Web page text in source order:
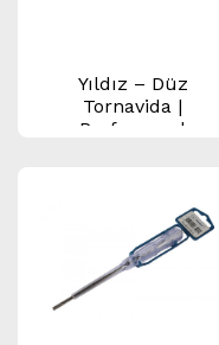
Yıldız – Düz
Tornavida |
Profesyonel